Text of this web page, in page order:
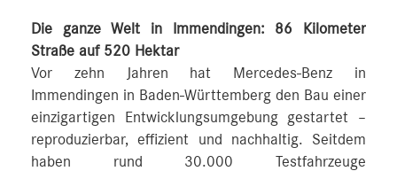
Die ganze Welt in Immendingen: 86 Kilometer
Straße auf 520 Hektar
Vor zehn Jahren hat Mercedes-Benz in
Immendingen in Baden-Württemberg den Bau einer
einzigartigen Entwicklungsumgebung gestartet –
reproduzierbar, effizient und nachhaltig. Seitdem
haben rund 30.000 Testfahrzeuge